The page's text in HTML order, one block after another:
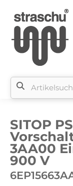
SITOP
3AA00
900 V